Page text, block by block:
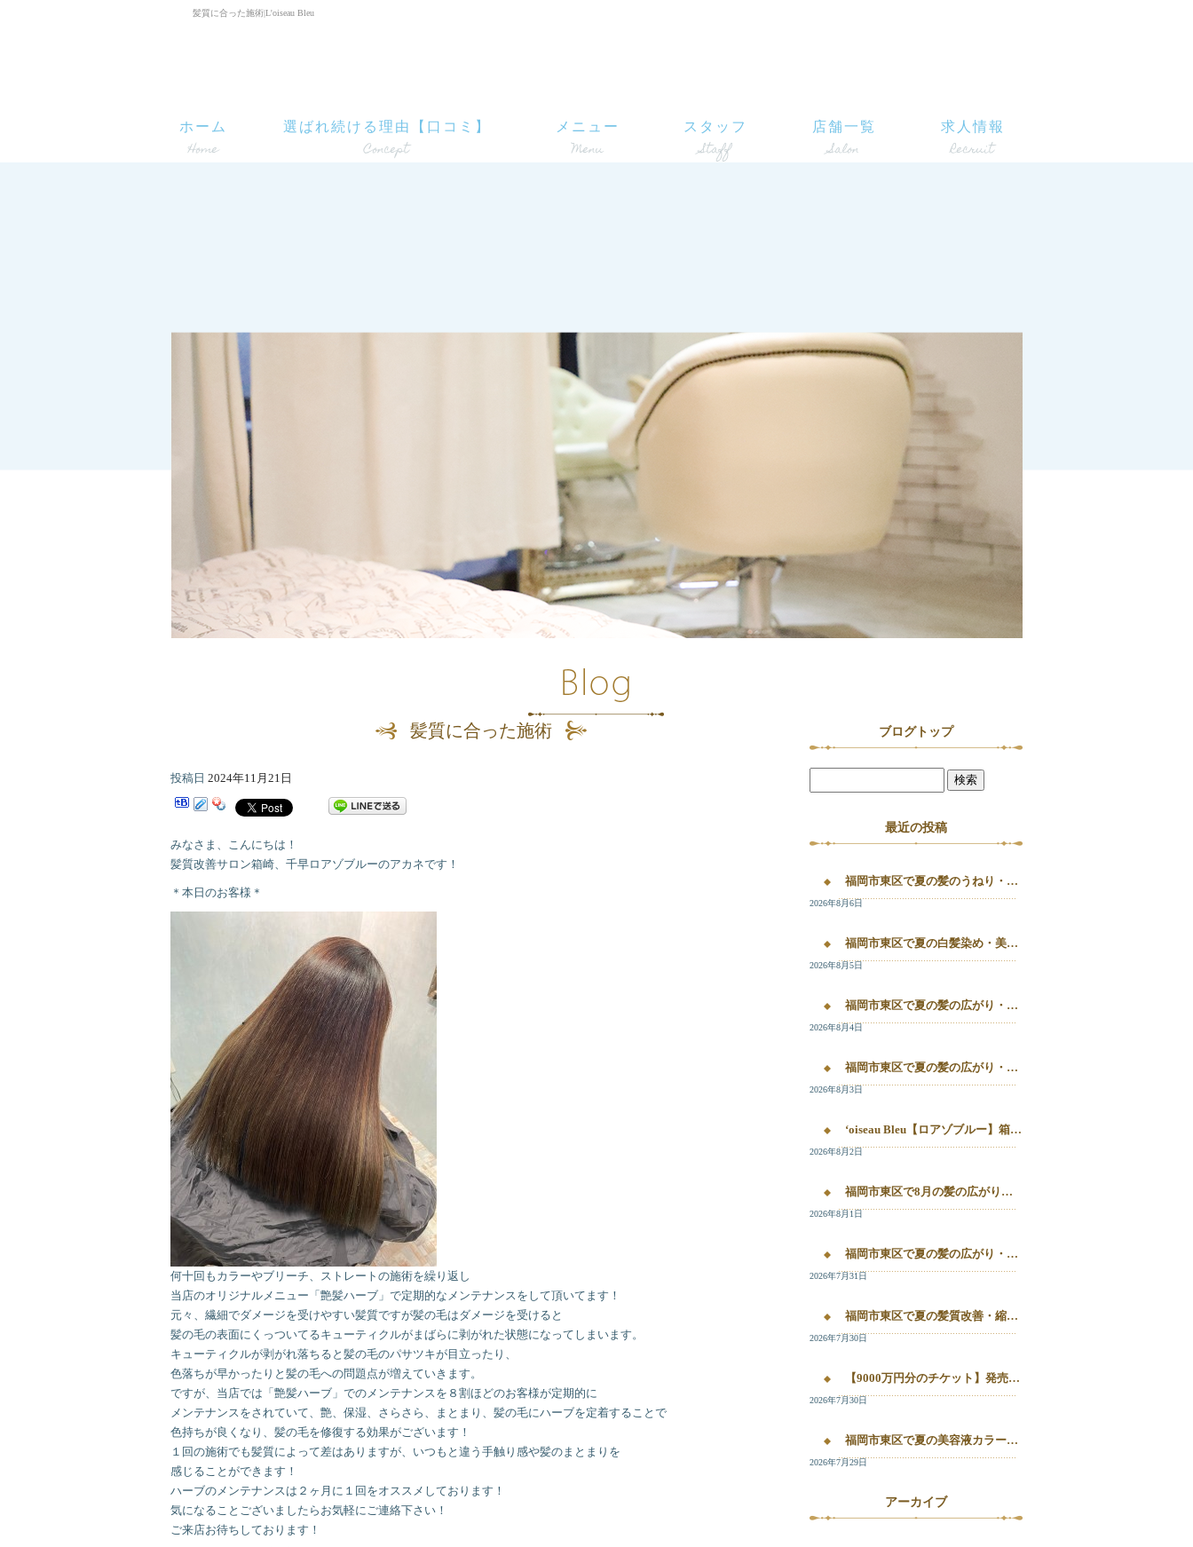
髪質に合った施術|L'oiseau Bleu
ホーム 選ばれ続ける理由【口コミ】 メニュー スタッフ 店舗一覧 求人情報
髪質に合った施術
投稿日 2024年11月21日
みなさま、こんにちは！
髪質改善サロン箱崎、千早ロアゾブルーのアカネです！
＊本日のお客様＊
何十回もカラーやブリーチ、ストレートの施術を繰り返し
当店のオリジナルメニュー「艶髪ハーブ」で定期的なメンテナンスをして頂いてます！
元々、繊細でダメージを受けやすい髪質ですが髪の毛はダメージを受けると
髪の毛の表面にくっついてるキューティクルがまばらに剥がれた状態になってしまいます。
キューティクルが剥がれ落ちると髪の毛のパサツキが目立ったり、
色落ちが早かったりと髪の毛への問題点が増えていきます。
ですが、当店では「艶髪ハーブ」でのメンテナンスを８割ほどのお客様が定期的に
メンテナンスをされていて、艶、保湿、さらさら、まとまり、髪の毛にハーブを定着することで
色持ちが良くなり、髪の毛を修復する効果がございます！
１回の施術でも髪質によって差はありますが、いつもと違う手触り感や髪のまとまりを
感じることができます！
ハーブのメンテナンスは２ヶ月に１回をオススメしております！
気になることございましたらお気軽にご連絡下さい！
ご来店お待ちしております！
ブログトップ
最近の投稿
福岡市東区で夏の髪のうねり・白髪染め・美容液カラーを相談するなら｜箱崎・千早のL’oiseau Bleu
2026年8月6日
福岡市東区で夏の白髪染め・美容液カラー・髪質改善を相談したい方へ｜箱崎・千早のL’oiseau Bleu
2026年8月5日
福岡市東区で夏の髪の広がり・白髪染め・美容液カラーを相談したい方へ｜箱崎・千早のL’oiseau Bleu
2026年8月4日
福岡市東区で夏の髪の広がり・白髪染め・美容液カラーを相談したい方へ｜箱崎・千早のL’oiseau Bleu
2026年8月3日
‘oiseau Bleu【ロアゾブルー】箱崎店】 福岡市東区箱崎で、夏の白髪染めやカラー後の毛先のパサつき、髪の艶不足が気になる方へ。
2026年8月2日
福岡市東区で8月の髪の広がり・白髪染め・美容液カラーを相談するなら
2026年8月1日
福岡市東区で夏の髪の広がり・白髪染め・美容液カラーを相談したい方へ｜箱崎・千早のL’oiseau Bleu
2026年7月31日
福岡市東区で夏の髪質改善・縮毛矯正・美容液カラーを相談したい方へ｜箱崎・千早の全席個室美容室ロアゾブルー
2026年7月30日
【9000万円分のチケット】発売開始！！20%OFFで施術が受けられます！
2026年7月30日
福岡市東区で夏の美容液カラー・白髪染め・髪質改善縮毛矯正を相談したい方へ
2026年7月29日
アーカイブ